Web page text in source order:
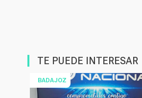
TE PUEDE INTERESAR
BADAJOZ